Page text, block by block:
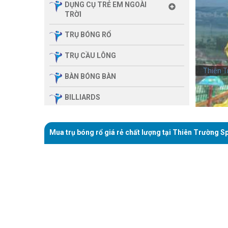
DỤNG CỤ TRẺ EM NGOÀI
TRỜI
TRỤ BÓNG RỔ
TRỤ CẦU LÔNG
BÀN BÓNG BÀN
BILLIARDS
ĐÌNH
Thiên
Thiên
Mua trụ bóng rổ giá rẻ chất lượng tại Thiên Trường